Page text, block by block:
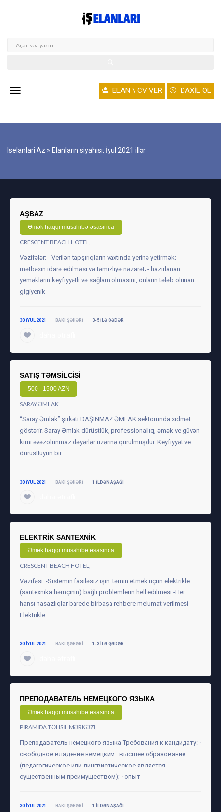
ELAN \ CV VER DAXİL OL
Iselanlari.az » Elanların siyahısı: İyul 2021 illər
AŞBAZ
Əmək haqqı müsahibə əsasında
CRESCENT BEACH HOTEL,
Vəzifələr: - Verilən tapşırıqların vaxtında yerinə yetirmək; -
mətbəxin idarə edilməsi və təmizliyə nəzarət; - hazırlanan
yeməklərin keyfiyyətli və sağlam olmasını, onların tələb olunan
gigiyenik
30 IYUL 2021 BAKI ŞƏHƏRI 3-5 ILƏ QƏDƏR
SATIŞ TƏMSILCISI
500 - 1500 AZN
SARAY ƏMLAK
“Saray Əmlak” şirkəti DAŞINMAZ ƏMLAK sektorunda xidmət
göstərir. Saray Əmlak dürüstlük, professionallıq, əmək ve güvən
kimi əvəzolunmaz dəyərlər üzərinə qurulmuşdur. Keyfiyyət ve
dürüstlüyün bir
30 IYUL 2021 BAKI ŞƏHƏRI 1 ILDƏN AŞAĞI
ELEKTRİK SANTEXNİK
Əmək haqqı müsahibə əsasında
CRESCENT BEACH HOTEL,
Vəzifəsi: -Sistemin fasiləsiz işini təmin etmek üçün elektrikle
(santexnika həmçinin) bağlı problemlerin hell edilmesi -Her
hansı nasazlıqlar barede birbaşa rehbere melumat verilmesi -
Elektrikle
30 IYUL 2021 BAKI ŞƏHƏRI 1-3 ILƏ QƏDƏR
ПРЕПОДАВАТЕЛЬ НЕМЕЦКОГО ЯЗЫКА
Əmək haqqı müsahibə əsasında
PIRAMIDA TƏHSIL MƏRKƏZI,
Преподаватель немецкого языка Требования к кандидату: ·
свободное владение немецким · высшее образование
(педагогическое или лингвистическое является
существенным преимуществом); · опыт
30 IYUL 2021 BAKI ŞƏHƏRI 1 ILDƏN AŞAĞI